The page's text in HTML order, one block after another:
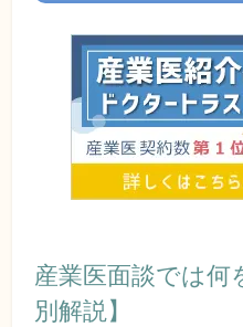
産業医面談では何
別解説】